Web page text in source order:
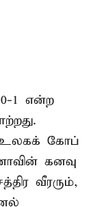
1 என்ற
உலகக் கோப்
கனவு
வீரரும்,